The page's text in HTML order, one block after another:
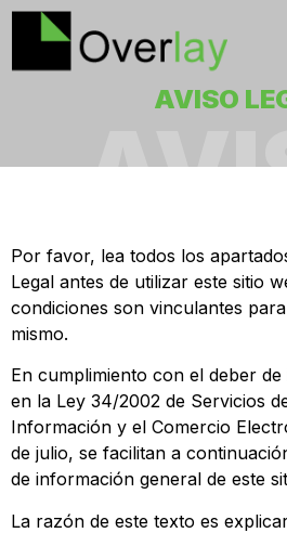
AVISO
Por favor, lea todos los
Legal antes de utilizar este sitio
condiciones son vinculantes
mismo.
En cumplimiento con el deber
en la Ley 34/2002 de Servicios
Información y el Comercio
de julio, se facilitan a
de información general de este
La razón de este texto es